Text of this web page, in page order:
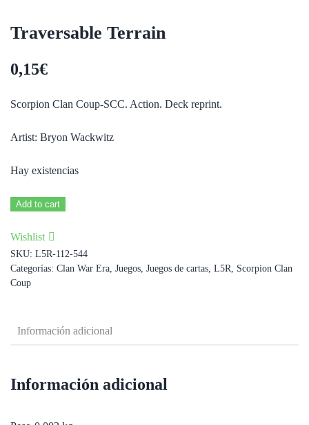
Traversable Terrain
0,15€
Scorpion Clan Coup-SCC. Action. Deck reprint.
Artist: Bryon Wackwitz
Hay existencias
Traversable
cantidad
Add to cart
Wishlist
SKU: L5R-112-544
Categorías: Clan War Era, Juegos, Juegos de cartas, L5R, Scorpion Clan
Coup
Información adicional
Información adicional